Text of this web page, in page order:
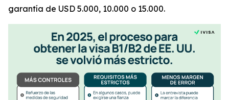
garantía de USD 5.000, 10.000 o 15.000.